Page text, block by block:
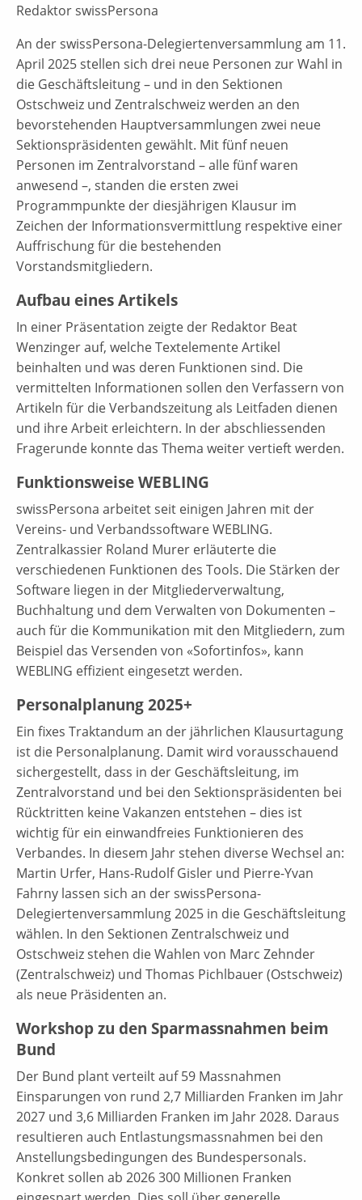
Redaktor swissPersona
An der swissPersona-Delegiertenversammlung am 11.
April 2025 stellen sich drei neue Personen zur Wahl in
die Geschäftsleitung – und in den Sektionen
Ostschweiz und Zentralschweiz werden an den
bevorstehenden Hauptversammlungen zwei neue
Sektionspräsidenten gewählt. Mit fünf neuen
Personen im Zentralvorstand – alle fünf waren
anwesend –, standen die ersten zwei
Programmpunkte der diesjährigen Klausur im
Zeichen der Informationsvermittlung respektive einer
Auffrischung für die bestehenden
Vorstandsmitgliedern.
Aufbau eines Artikels
In einer Präsentation zeigte der Redaktor Beat
Wenzinger auf, welche Textelemente Artikel
beinhalten und was deren Funktionen sind. Die
vermittelten Informationen sollen den Verfassern von
Artikeln für die Verbandszeitung als Leitfaden dienen
und ihre Arbeit erleichtern. In der abschliessenden
Fragerunde konnte das Thema weiter vertieft werden.
Funktionsweise WEBLING
swissPersona arbeitet seit einigen Jahren mit der
Vereins- und Verbandssoftware WEBLING.
Zentralkassier Roland Murer erläuterte die
verschiedenen Funktionen des Tools. Die Stärken der
Software liegen in der Mitgliederverwaltung,
Buchhaltung und dem Verwalten von Dokumenten –
auch für die Kommunikation mit den Mitgliedern, zum
Beispiel das Versenden von «Sofortinfos», kann
WEBLING effizient eingesetzt werden.
Personalplanung 2025+
Ein fixes Traktandum an der jährlichen Klausurtagung
ist die Personalplanung. Damit wird vorausschauend
sichergestellt, dass in der Geschäftsleitung, im
Zentralvorstand und bei den Sektionspräsidenten bei
Rücktritten keine Vakanzen entstehen – dies ist
wichtig für ein einwandfreies Funktionieren des
Verbandes. In diesem Jahr stehen diverse Wechsel an:
Martin Urfer, Hans-Rudolf Gisler und Pierre-Yvan
Fahrny lassen sich an der swissPersona-
Delegiertenversammlung 2025 in die Geschäftsleitung
wählen. In den Sektionen Zentralschweiz und
Ostschweiz stehen die Wahlen von Marc Zehnder
(Zentralschweiz) und Thomas Pichlbauer (Ostschweiz)
als neue Präsidenten an.
Workshop zu den Sparmassnahmen beim
Bund
Der Bund plant verteilt auf 59 Massnahmen
Einsparungen von rund 2,7 Milliarden Franken im Jahr
2027 und 3,6 Milliarden Franken im Jahr 2028. Daraus
resultieren auch Entlastungsmassnahmen bei den
Anstellungsbedingungen des Bundespersonals.
Konkret sollen ab 2026 300 Millionen Franken